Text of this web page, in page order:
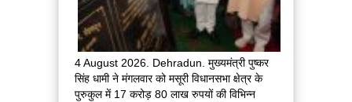
महत्वपूर्ण
चर्चा
4 August 2026. Dehradun. मुख्यमंत्री पुष्कर
सिंह धामी ने मंगलवार को मसूरी विधानसभा क्षेत्र के
पुरुकुल में 17 करोड़ 80 लाख रुपयों की विभिन्न